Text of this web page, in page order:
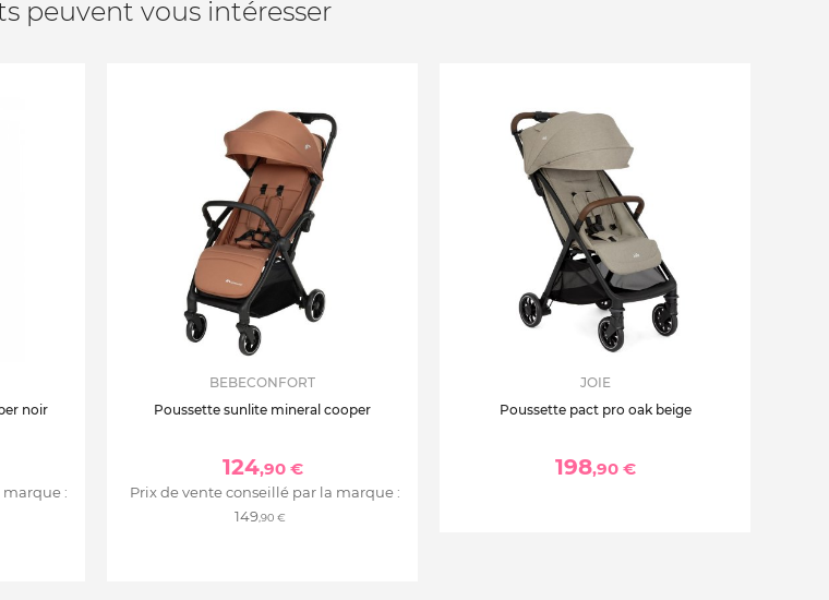
peuvent vous intéresser
noir
marque :
BEBECONFORT
Poussette sunlite mineral cooper
124,90 €
Prix de vente conseillé par la marque :
149,90 €
JOIE
Poussette pact pro oak beige
198,90 €